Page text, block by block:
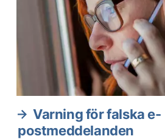
Varning för falska e-
postmeddelanden